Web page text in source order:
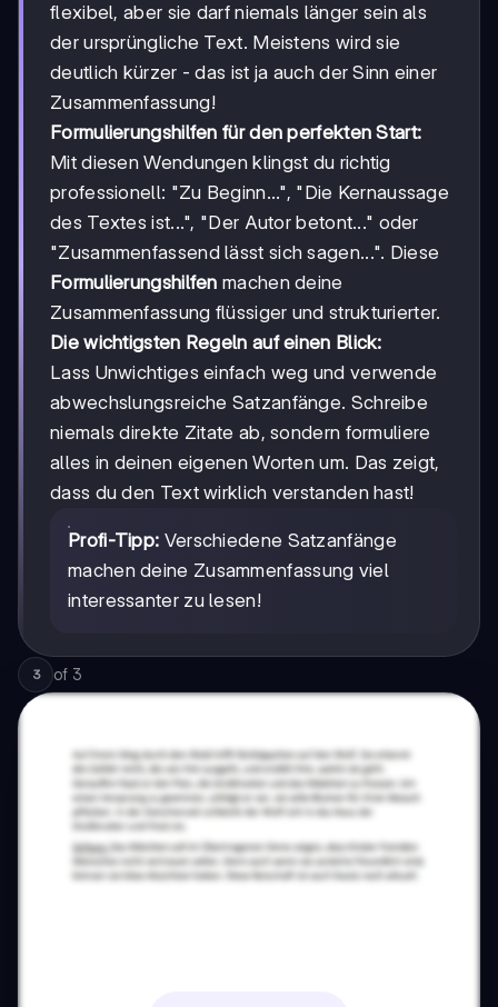
flexibel, aber sie darf niemals länger sein als
der ursprüngliche Text. Meistens wird sie
deutlich kürzer - das ist ja auch der Sinn einer
Zusammenfassung!
Formulierungshilfen für den perfekten Start:
Mit diesen Wendungen klingst du richtig
professionell: "Zu Beginn...", "Die Kernaussage
des Textes ist...", "Der Autor betont..." oder
"Zusammenfassend lässt sich sagen...". Diese
Formulierungshilfen machen deine
Zusammenfassung flüssiger und strukturierter.
Die wichtigsten Regeln auf einen Blick:
Lass Unwichtiges einfach weg und verwende
abwechslungsreiche Satzanfänge. Schreibe
niemals direkte Zitate ab, sondern formuliere
alles in deinen eigenen Worten um. Das zeigt,
dass du den Text wirklich verstanden hast!
Profi-Tipp: Verschiedene Satzanfänge
machen deine Zusammenfassung viel
interessanter zu lesen!
3 of 3